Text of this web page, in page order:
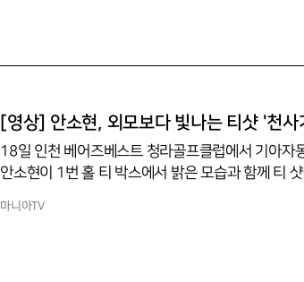
[영상] 안소현, 외모보다 빛나는 티샷 '천사
18일 인천 베어즈베스트 청라골프클럽에서 기아
안소현이 1번 홀 티 박스에서 밝은 모습과 함께 티
마니아TV